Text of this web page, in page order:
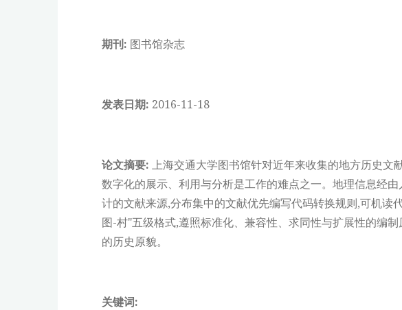
期刊: 图书馆杂志
发表日期: 2016-11-18
论文摘要: 上海交通大学图书馆针对近年来收集的地方历史
数字化的展示、利用与分析是工作的难点之一。地理信息经
计的文献来源,分布集中的文献优先编写代码转换规则,可机
图-村"五级格式,遵照标准化、兼容性、求同性与扩展性的编
的历史原貌。
关键词: